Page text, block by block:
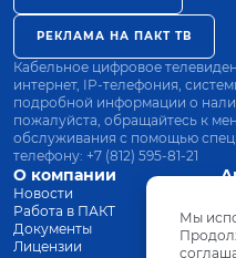
О компании
Новости
Работа в ПАКТ
Документы
Лицензии
РЕКЛАМА НА ПАКТ ТВ
Кабельное цифровое
интернет, IP-телефония,
подробной информации о
пожалуйста, обращайтесь к
обслуживания с помощью
телефону: +7 (812) 595-81-21
Мы